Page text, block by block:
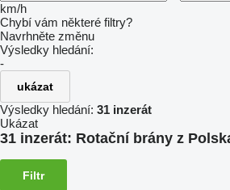
km/h
Chybí vám některé filtry?
Navrhněte změnu
Výsledky hledání:
-
ukázat
Výsledky hledání: 31 inzerát
Ukázat
31 inzerát: Rotační brány z
Filtr